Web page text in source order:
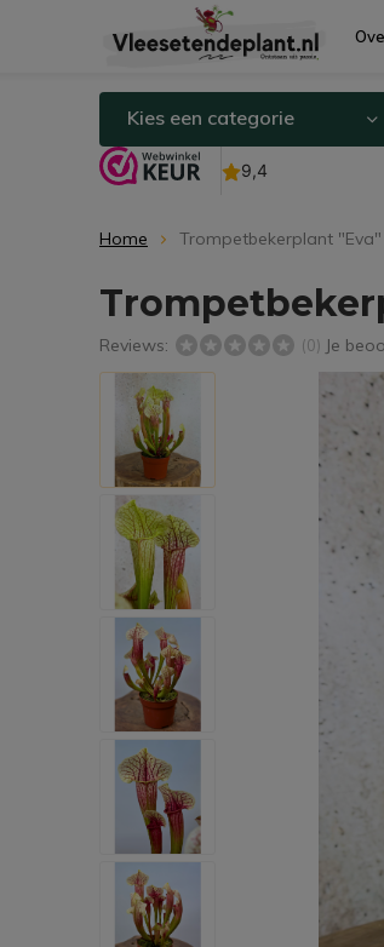
Kies een categorie
Home Trompetbekerplant
Reviews: (0) Je